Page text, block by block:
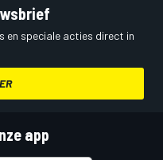
en speciale acties direct in
app